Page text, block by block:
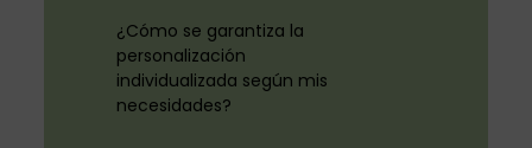
¿Cómo se garantiza la
personalización
individualizada según mis
necesidades?